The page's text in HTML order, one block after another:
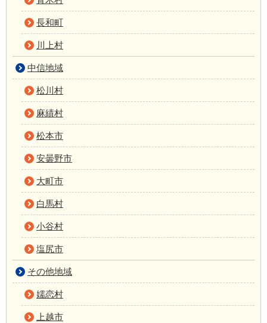
長和町
川上村
中信地域
松川村
麻績村
松本市
安曇野市
大町市
白馬村
小谷村
塩尻市
その他地域
嬬恋村
上越市